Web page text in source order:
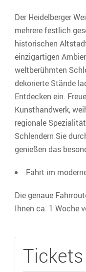
Der Heidelberger
mehrere festlich
historischen
einzigartigen
weltberühmten
dekorierte Stände
Entdecken ein.
Kunsthandwerk,
regionale
Schlendern Sie
genießen das
Fahrt im
Die genaue
Ihnen ca. 1 Woche
Tickets